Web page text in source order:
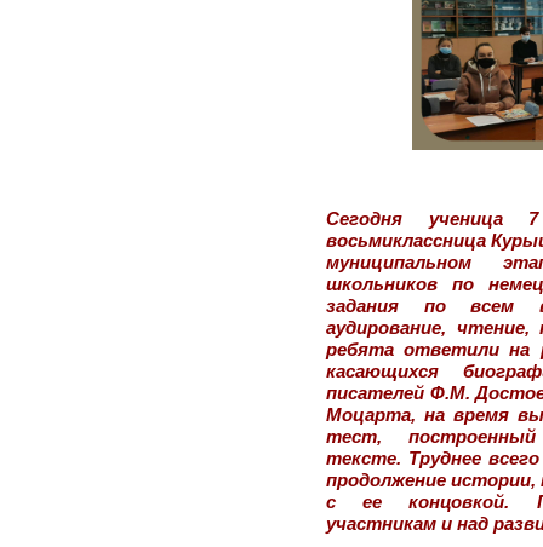
Сегодня ученица
восьмиклассница
муниципальном
школьников по
задания по всем
аудирование,
ребята ответили на
касающихся
писателей Ф.М.
Моцарта, на время
тест,
тексте. Труднее
продолжение
с ее концовкой.
участникам и над